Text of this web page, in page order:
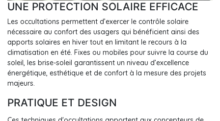
UNE PROTECTION SOLAIRE EFFICACE
Les occultations permettent d’exercer le contrôle solaire
nécessaire au confort des usagers qui bénéficient ainsi des
apports solaires en hiver tout en limitant le recours à la
climatisation en été. Fixes ou mobiles pour suivre la course du
soleil, les brise-soleil garantissent un niveau d’excellence
énergétique, esthétique et de confort à la mesure des projets
majeurs.
PRATIQUE ET DESIGN